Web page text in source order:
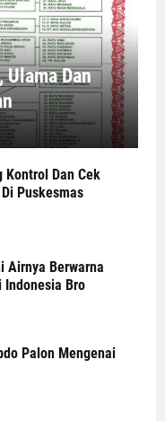
Dan
Kontrol Dan Cek
Puskesmas
Airnya Berwarna
Indonesia Bro
Palon Mengenai